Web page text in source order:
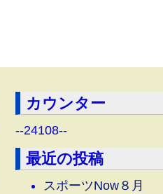
カウンター
--24108--
最近の投稿
スポーツNow８月